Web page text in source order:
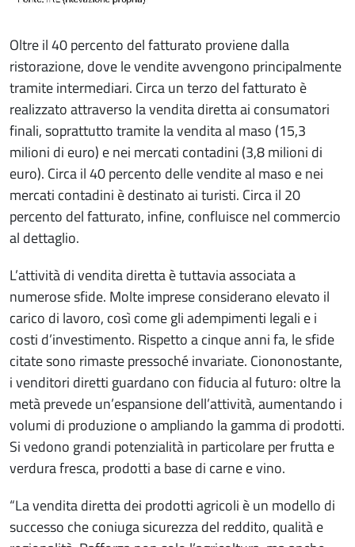
Oltre il 40 percento del fatturato proviene dalla
ristorazione, dove le vendite avvengono principalmente
tramite intermediari. Circa un terzo del fatturato è
realizzato attraverso la vendita diretta ai consumatori
finali, soprattutto tramite la vendita al maso (15,3
milioni di euro) e nei mercati contadini (3,8 milioni di
euro). Circa il 40 percento delle vendite al maso e nei
mercati contadini è destinato ai turisti. Circa il 20
percento del fatturato, infine, confluisce nel commercio
al dettaglio.
L’attività di vendita diretta è tuttavia associata a
numerose sfide. Molte imprese considerano elevato il
carico di lavoro, così come gli adempimenti legali e i
costi d’investimento. Rispetto a cinque anni fa, le sfide
citate sono rimaste pressoché invariate. Ciononostante,
i venditori diretti guardano con fiducia al futuro: oltre la
metà prevede un’espansione dell’attività, aumentando i
volumi di produzione o ampliando la gamma di prodotti.
Si vedono grandi potenzialità in particolare per frutta e
verdura fresca, prodotti a base di carne e vino.
“La vendita diretta dei prodotti agricoli è un modello di
successo che coniuga sicurezza del reddito, qualità e